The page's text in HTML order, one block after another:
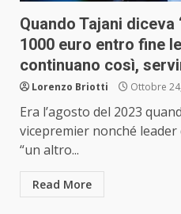
Quando Tajani diceva
1000 euro entro fine
continuano così,
Lorenzo Briotti Ottobre
Era l’agosto del 2023
vicepremier nonché leader
“un altro...
Read More